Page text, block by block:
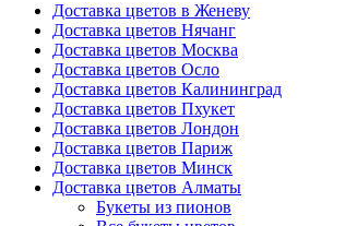
Доставка цветов в Женеву
Доставка цветов Нячанг
Доставка цветов Москва
Доставка цветов Осло
Доставка цветов Калининград
Доставка цветов Пхукет
Доставка цветов Лондон
Доставка цветов Париж
Доставка цветов Минск
Доставка цветов Алматы
Букеты из пионов